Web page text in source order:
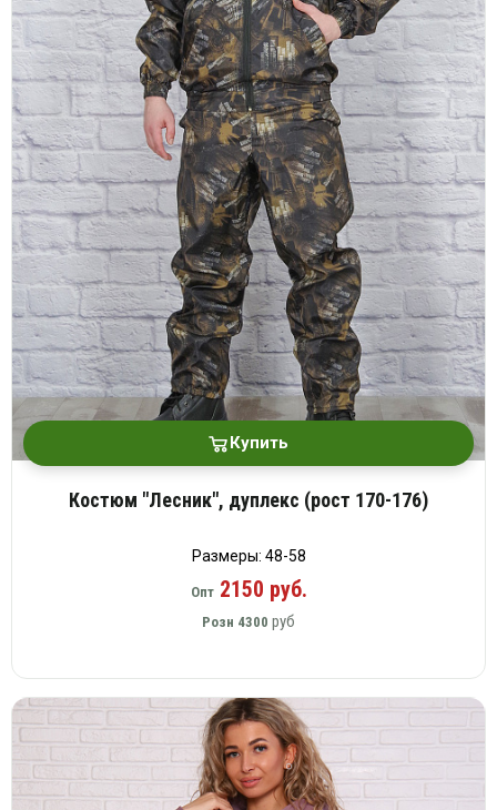
Купить
Костюм "Лесник", дуплекс (рост 170-176)
Размеры: 48-58
Опт2150 руб.
Розн 4300 руб